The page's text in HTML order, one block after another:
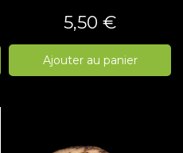
Prix
5,50 €
Ajouter au panier